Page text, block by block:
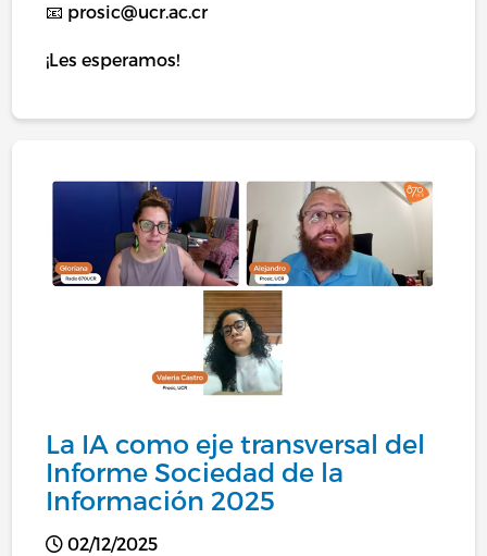
📧 prosic@ucr.ac.cr
¡Les esperamos!
La IA como eje transversal del
Informe Sociedad de la
Información 2025
02/12/2025